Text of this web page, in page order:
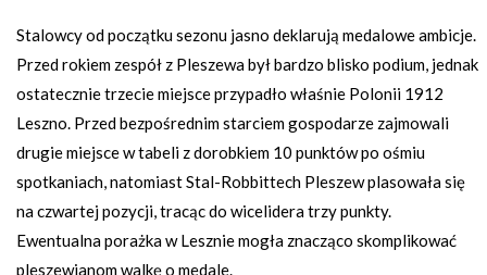
Stalowcy od początku sezonu jasno deklarują medalowe ambicje.
Przed rokiem zespół z Pleszewa był bardzo blisko podium, jednak
ostatecznie trzecie miejsce przypadło właśnie Polonii 1912
Leszno. Przed bezpośrednim starciem gospodarze zajmowali
drugie miejsce w tabeli z dorobkiem 10 punktów po ośmiu
spotkaniach, natomiast Stal-Robbittech Pleszew plasowała się
na czwartej pozycji, tracąc do wicelidera trzy punkty.
Ewentualna porażka w Lesznie mogła znacząco skomplikować
pleszewianom walkę o medale.